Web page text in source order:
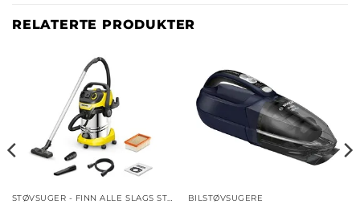
RELATERTE PRODUKTER
STØVSUGER - FINN ALLE SLAGS STØVSUGERE BILSTØVSUGERE